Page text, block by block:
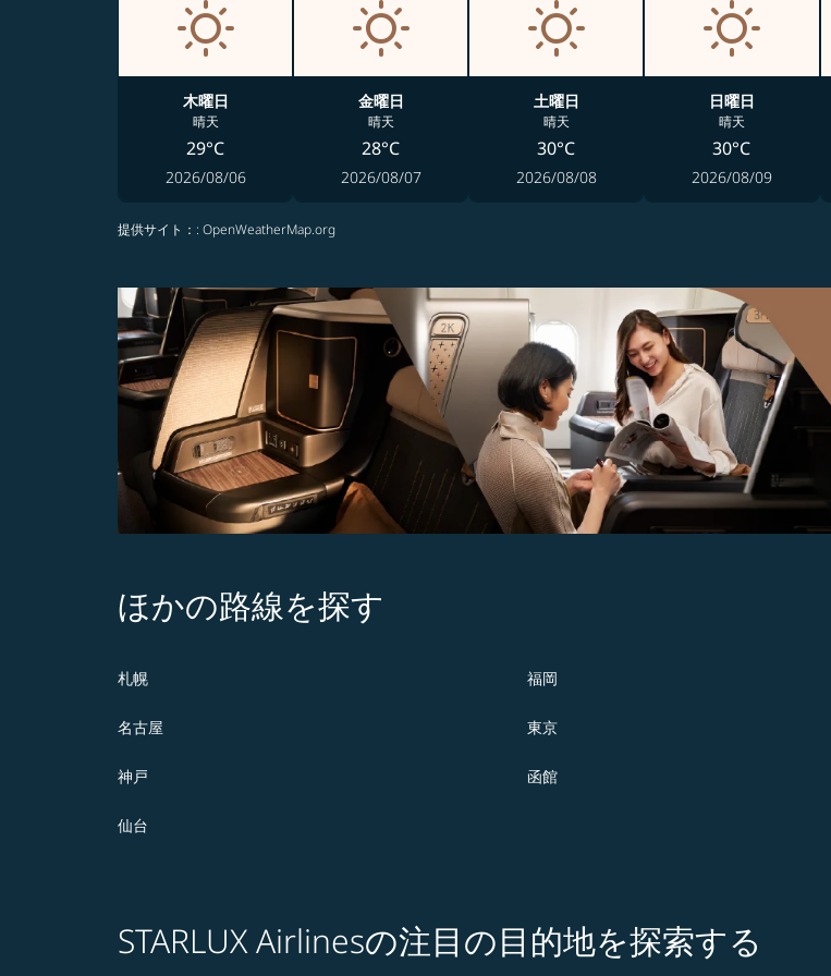
木曜日
晴天
29°C
2026/08/06
金曜日
晴天
28°C
2026/08/07
土曜日
晴天
30°C
2026/08/08
日曜日
晴天
30°C
2026/08/09
提供サイト： : OpenWeatherMap.org
ほかの路線を探す
札幌 福岡
名古屋 東京
神戸 函館
仙台
STARLUX Airlinesの注目の目的地を探索する